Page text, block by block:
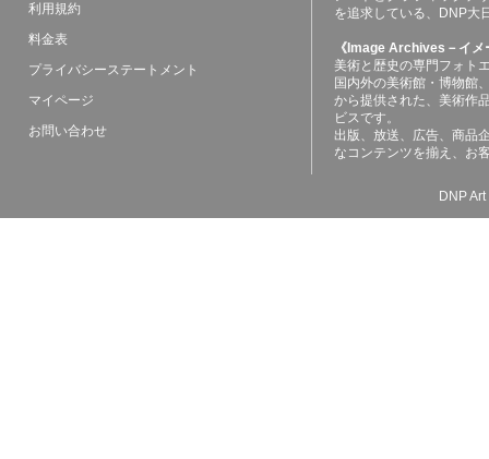
利用規約
料金表
プライバシーステートメント
マイページ
お問い合わせ
を追求している、DNP大
《Image Archives－イ
美術と歴史の専門フォト
国内外の美術館・博物館
から提供された、美術作
ビスです。
出版、放送、広告、商品
なコンテンツを揃え、お
DNP